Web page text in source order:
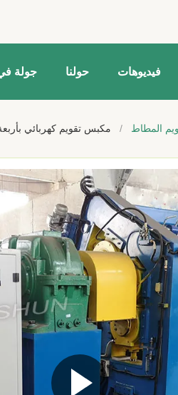
فيديوهات حولنا جولة
المطاط / مكبس تقويم كهربائي